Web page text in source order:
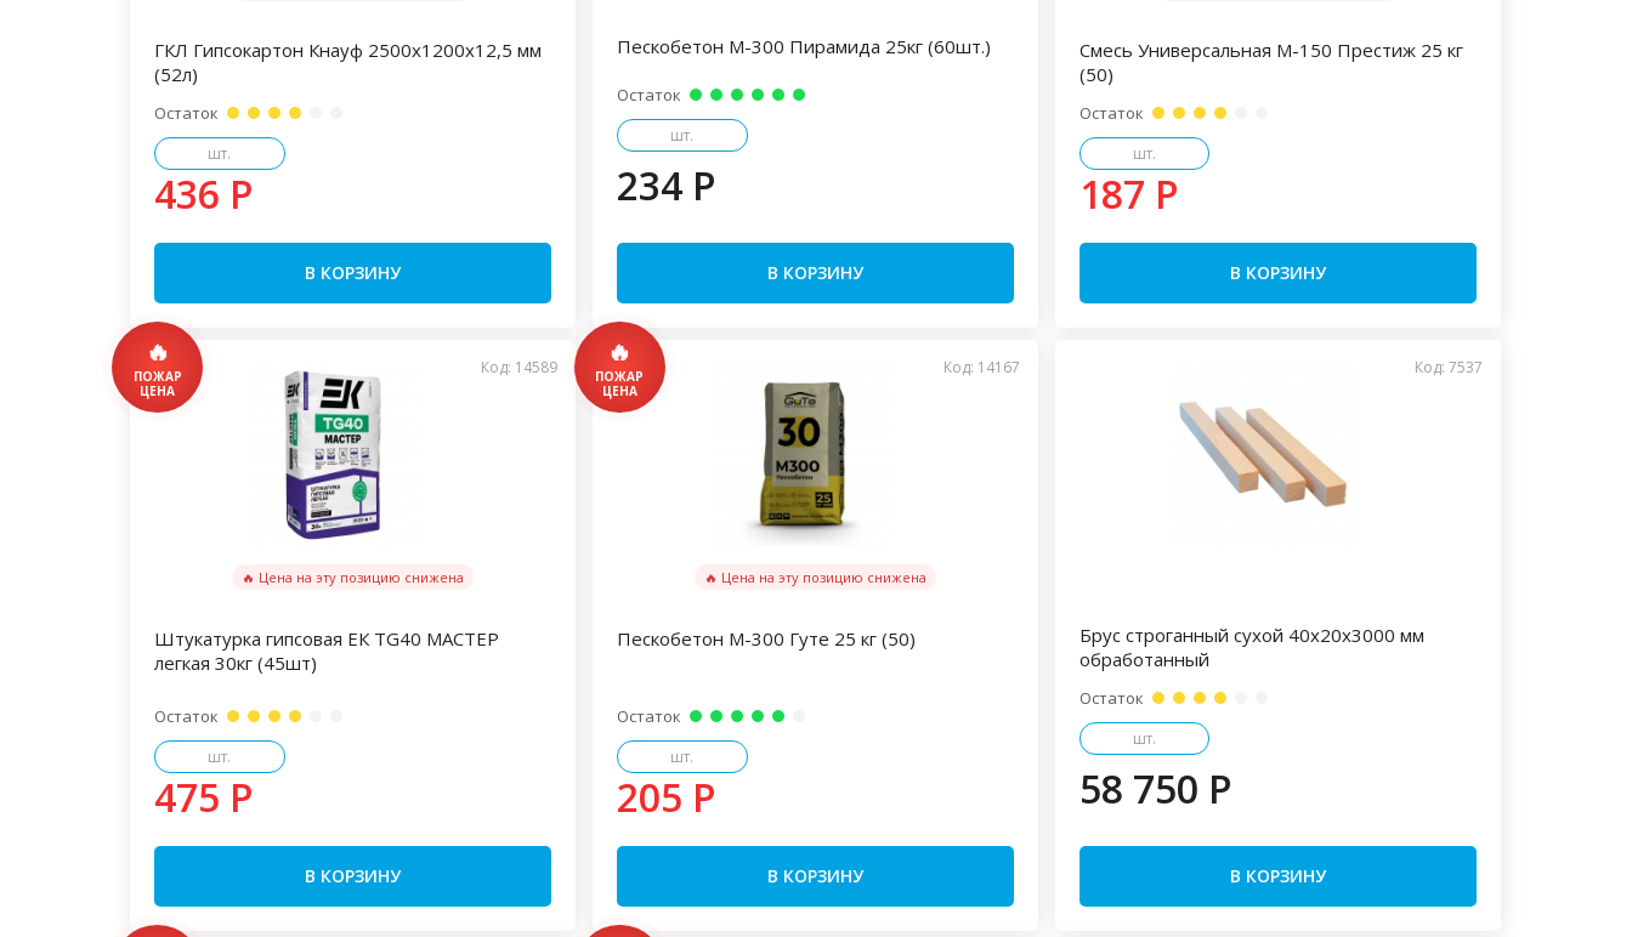
ГКЛ Гипсокартон Кнауф 2500х1200х12,5 мм
(52л)
Остаток
шт.
436 P
В КОРЗИНУ
Пескобетон М-300 Пирамида 25кг (60шт.)
Остаток
шт.
234 P
В КОРЗИНУ
Смесь Универсальная М-150 Престиж 25 кг
(50)
Остаток
шт.
187 P
В КОРЗИНУ
Код: 14589
🔥 Цена на эту позицию снижена
Штукатурка гипсовая ЕК TG40 МАСТЕР
легкая 30кг (45шт)
Остаток
шт.
475 P
В КОРЗИНУ
Код: 14167
🔥 Цена на эту позицию снижена
Пескобетон М-300 Гуте 25 кг (50)
Остаток
шт.
205 P
В КОРЗИНУ
Код: 7537
Брус строганный сухой 40х20х3000 мм
обработанный
Остаток
шт.
58 750 P
В КОРЗИНУ